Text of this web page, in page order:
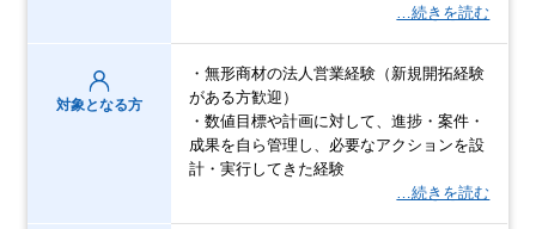
…続きを読む
対象となる方
・無形商材の法人営業経験（新規開拓経験
がある方歓迎）
・数値目標や計画に対して、進捗・案件・
成果を自ら管理し、必要なアクションを設
計・実行してきた経験
…続きを読む